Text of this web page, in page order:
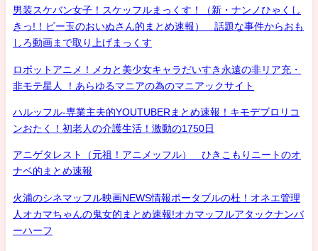
男装スケバン女子！スケッフルまっくす！（新・ナンノひゃくし
きっ!！ビー玉のおいぬさん的まとめ速報） 話題な事件からおも
しろ動画まで取り上げまっくす
ロボットアニメ！メカと美少女キャラだいすき永遠の非リア充・
非モテ星人 ！あらゆるマニアの為のマニアックサイト
ハルッフル-専業主夫的YOUTUBERまとめ速報！キモデブロリコ
ンおたく！初老人の介護生活！激動の1750日
アニゲタレスト（元祖！アニメッフル） ひきこもりニートのオ
ナベ的まとめ速報
火浦のシネマッフル映画NEWS情報ポータブルの杜！オネエ管理
人オカマちゃんの鬼女的まとめ速報!オカマッフルアタックナンバ
ーハーフ